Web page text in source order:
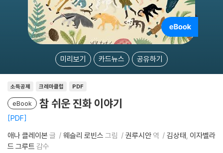
미리보기 카드뉴스 공유하기
소득공제 크레마클럽 PDF
eBook 참 쉬운 진화 이야기
PDF
애나 클레이본 글 웨슬리 로빈스 그림 권루시안 역 김상태 이자벨라
드 그루트 감수